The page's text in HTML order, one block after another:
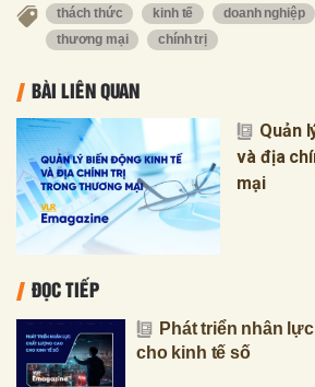
thách thức kinh tế doanh nghiệp
thương mại
chính trị
BÀI LIÊN QUAN
Quản
và địa
mại
ĐỌC TIẾP
Phát triển nhân
cho kinh tế số